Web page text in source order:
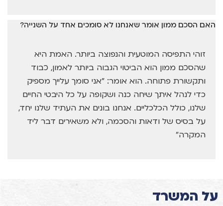
האם הסכם ממון אומר שאנחנו לא סומכים אחד על השנייה?
זוהי התפיסה המוטעית והנפוצה ביותר. האמת היא
שהסכם ממון הוא הביטוי הגבוה ביותר לאמון, כבוד
ותקשורת פתוחה. הוא אומר: "אני סומך עלייך מספיק
כדי לנהל איתך שיחה כנה ושקופה על כל היבטי החיים
שלנו, כולל הכלכליים. אנחנו בונים את העתיד שלנו יחד,
על בסיס של ודאות והסכמה, ולא משאירים דבר ליד
המקרה"
על המשרד